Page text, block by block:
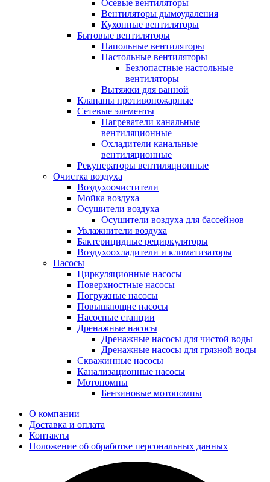
Осевые вентиляторы
Вентиляторы дымоудаления
Кухонные вентиляторы
Бытовые вентиляторы
Напольные вентиляторы
Настольные вентиляторы
Безлопастные настольные
вентиляторы
Вытяжки для ванной
Клапаны противопожарные
Сетевые элементы
Нагреватели канальные
вентиляционные
Охладители канальные
вентиляционные
Рекуператоры вентиляционные
Очистка воздуха
Воздухоочистители
Мойка воздуха
Осушители воздуха
Осушители воздуха для бассейнов
Увлажнители воздуха
Бактерицидные рециркуляторы
Воздухоохладители и климатизаторы
Насосы
Циркуляционные насосы
Поверхностные насосы
Погружные насосы
Повышающие насосы
Насосные станции
Дренажные насосы
Дренажные насосы для чистой воды
Дренажные насосы для грязной воды
Скважинные насосы
Канализационные насосы
Мотопомпы
Бензиновые мотопомпы
О компании
Доставка и оплата
Контакты
Положение об обработке персональных данных